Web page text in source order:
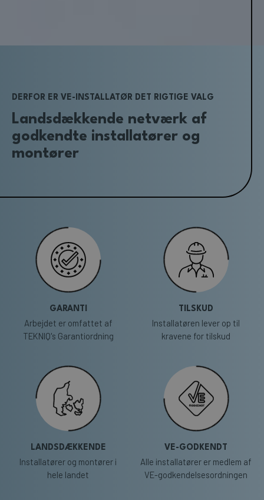
DERFOR ER VE-INSTALLATØR DET RIGTIGE VALG
Landsdækkende netværk af
godkendte installatører og
montører
GARANTI
Arbejdet er omfattet af
TEKNIQ's Garantiordning
TILSKUD
Installatøren lever op til
kravene for tilskud
LANDSDÆKKENDE
Installatører og montører i
hele landet
VE-GODKENDT
Alle installatører er medlem af
VE-godkendelsesordningen